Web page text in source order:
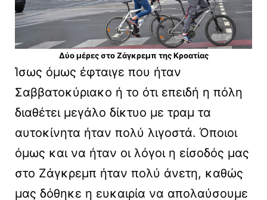
Δύο μέρες στο Ζάγκρεμπ της Κροατίας
Ίσως όμως έφταιγε που ήταν
Σαββατοκύριακο ή το ότι επειδή η πόλη
διαθέτει μεγάλο δίκτυο με τραμ τα
αυτοκίνητα ήταν πολύ λιγοστά. Όποιοι
όμως και να ήταν οι λόγοι η είσοδός μας
στο Ζάγκρεμπ ήταν πολύ άνετη, καθώς
μας δόθηκε η ευκαιρία να απολαύσουμε